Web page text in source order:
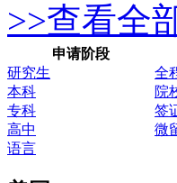
>>查看全
申请阶段
研究生
全
本科
院
专科
签
高中
微
语言